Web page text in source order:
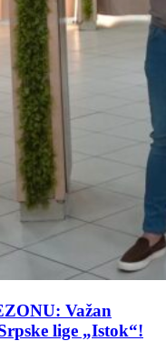
Važan
lige „Istok“!